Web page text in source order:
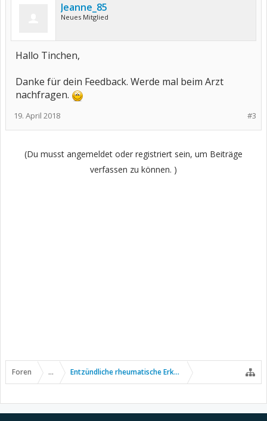
Jeanne_85
Neues Mitglied
Hallo Tinchen,
Danke für dein Feedback. Werde mal beim Arzt
nachfragen.
#3
19. April 2018
(Du musst angemeldet oder registriert sein, um Beiträge
verfassen zu können. )
Foren ... Entzündliche rheumatische Erkrankungen